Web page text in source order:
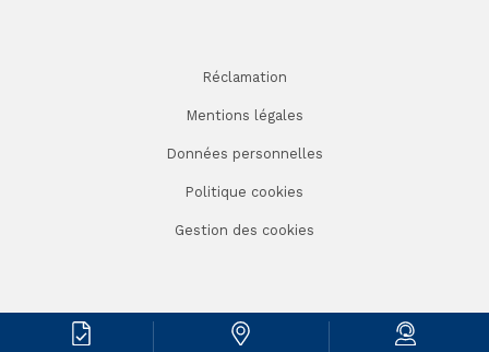
Réclamation
Mentions légales
Données personnelles
Politique cookies
Gestion des cookies